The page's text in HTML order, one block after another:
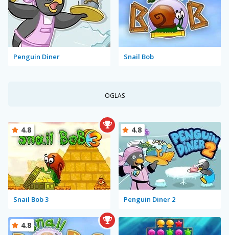
Penguin Diner Snail Bob
OGLAS
Snail Bob 3
4.8
Penguin Diner 2
4.8
4.8